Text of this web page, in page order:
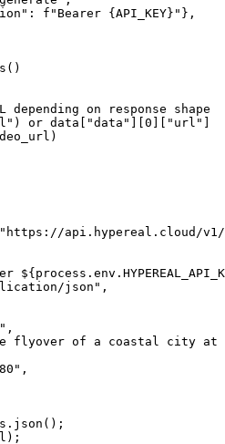
f"Bearer {API_KEY}"},
on response shape
or data["data"][0]["url"]
api.hypereal.cloud/
json",
flyover of a coastal city at